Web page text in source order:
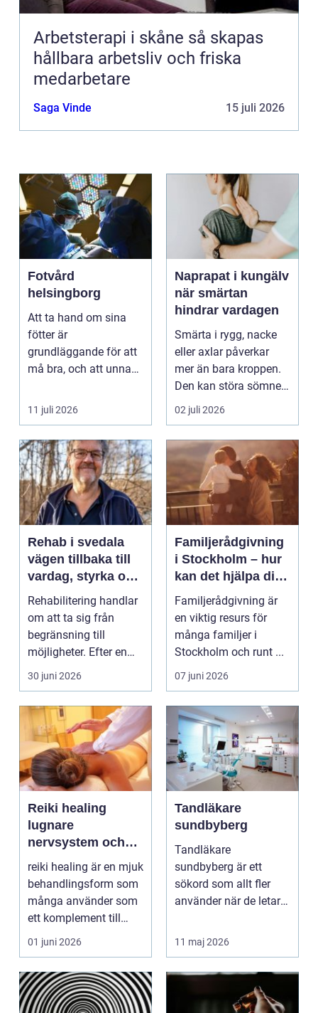
Arbetsterapi i skåne så skapas
hållbara arbetsliv och friska
medarbetare
Saga Vinde 15 juli 2026
Fotvård
helsingborg
Att ta hand om sina
fötter är
grundläggande för att
må bra, och att unna
fotvård k...
11 juli 2026
Naprapat i kungälv
när smärtan
hindrar vardagen
Smärta i rygg, nacke
eller axlar påverkar
mer än bara kroppen.
Den kan störa sömnen,
göra det svårt ...
02 juli 2026
Rehab i svedala
vägen tillbaka till
vardag, styrka och
balans
Rehabilitering handlar
om att ta sig från
begränsning till
möjligheter. Efter en
skada, sjukdom elle...
30 juni 2026
Familjerådgivning
i Stockholm – hur
kan det hjälpa dig
och din familj
Familjerådgivning är
en viktig resurs för
många familjer i
Stockholm och runt ...
07 juni 2026
Reiki healing
lugnare
nervsystem och
mer balans i
vardagen
reiki healing är en mjuk
behandlingsform som
många använder som
ett komplement till
annan vård. Foku...
01 juni 2026
Tandläkare
sundbyberg
Tandläkare
sundbyberg är ett
sökord som allt fler
använder när de letar
tillgänglig ...
11 maj 2026